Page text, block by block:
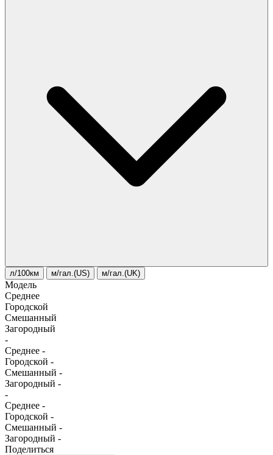
л/100км м/гал.(US) м/гал.(UK)
Модель
Среднее
Городской
Смешанный
Загородный
-
Среднее -
Городской -
Смешанный -
Загородный -
-
Среднее -
Городской -
Смешанный -
Загородный -
Поделиться